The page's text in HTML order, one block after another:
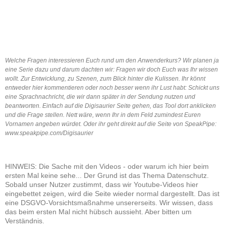
Welche Fragen interessieren Euch rund um den Anwenderkurs? Wir planen ja
eine Serie dazu und darum dachten wir: Fragen wir doch Euch was Ihr wissen
wollt. Zur Entwicklung, zu Szenen, zum Blick hinter die Kulissen. Ihr könnt
entweder hier kommentieren oder noch besser wenn ihr Lust habt: Schickt uns
eine Sprachnachricht, die wir dann später in der Sendung nutzen und
beantworten. Einfach auf die Digisaurier Seite gehen, das Tool dort anklicken
und die Frage stellen. Nett wäre, wenn Ihr in dem Feld zumindest Euren
Vornamen angeben würdet. Oder ihr geht direkt auf die Seite von SpeakPipe:
www.speakpipe.com/Digisaurier
HINWEIS: Die Sache mit den Videos - oder warum ich hier beim
ersten Mal keine sehe... Der Grund ist das Thema Datenschutz.
Sobald unser Nutzer zustimmt, dass wir Youtube-Videos hier
eingebettet zeigen, wird die Seite wieder normal dargestellt. Das ist
eine DSGVO-Vorsichtsmaßnahme unsererseits. Wir wissen, dass
das beim ersten Mal nicht hübsch aussieht. Aber bitten um
Verständnis.